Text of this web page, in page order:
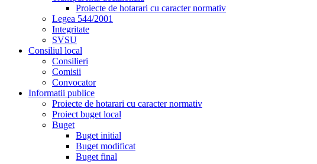
Proiecte de hotarari cu caracter normativ
Legea 544/2001
Integritate
SVSU
Consiliul local
Consilieri
Comisii
Convocator
Informatii publice
Proiecte de hotarari cu caracter normativ
Proiect buget local
Buget
Buget initial
Buget modificat
Buget final